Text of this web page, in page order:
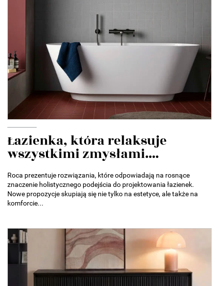
Łazienka, która relaksuje
wszystkimi zmysłami....
Roca prezentuje rozwiązania, które odpowiadają na rosnące
znaczenie holistycznego podejścia do projektowania łazienek.
Nowe propozycje skupiają się nie tylko na estetyce, ale także na
komforcie...